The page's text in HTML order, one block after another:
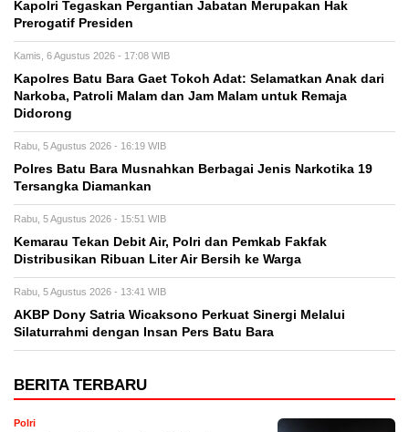
Kapolri Tegaskan Pergantian Jabatan Merupakan Hak
Prerogatif Presiden
Kamis, 6 Agustus 2026 - 17:08 WIB
Kapolres Batu Bara Gaet Tokoh Adat: Selamatkan Anak dari
Narkoba, Patroli Malam dan Jam Malam untuk Remaja
Didorong
Rabu, 5 Agustus 2026 - 16:19 WIB
Polres Batu Bara Musnahkan Berbagai Jenis Narkotika 19
Tersangka Diamankan
Rabu, 5 Agustus 2026 - 15:51 WIB
Kemarau Tekan Debit Air, Polri dan Pemkab Fakfak
Distribusikan Ribuan Liter Air Bersih ke Warga
Rabu, 5 Agustus 2026 - 13:41 WIB
AKBP Dony Satria Wicaksono Perkuat Sinergi Melalui
Silaturrahmi dengan Insan Pers Batu Bara
BERITA TERBARU
Polri